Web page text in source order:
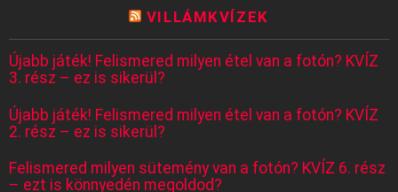
VILLÁMKVÍZEK
Újabb játék! Felismered milyen étel van a fotón? KVÍZ
3. rész – ez is sikerül?
Újabb játék! Felismered milyen étel van a fotón? KVÍZ
2. rész – ez is sikerül?
Felismered milyen sütemény van a fotón? KVÍZ 6. rész
– ezt is könnyedén megoldod?